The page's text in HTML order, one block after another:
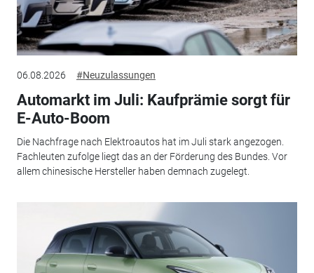
06.08.2026 #Neuzulassungen
Automarkt im Juli: Kaufprämie sorgt für
E-Auto-Boom
Die Nachfrage nach Elektroautos hat im Juli stark angezogen.
Fachleuten zufolge liegt das an der Förderung des Bundes. Vor
allem chinesische Hersteller haben demnach zugelegt.